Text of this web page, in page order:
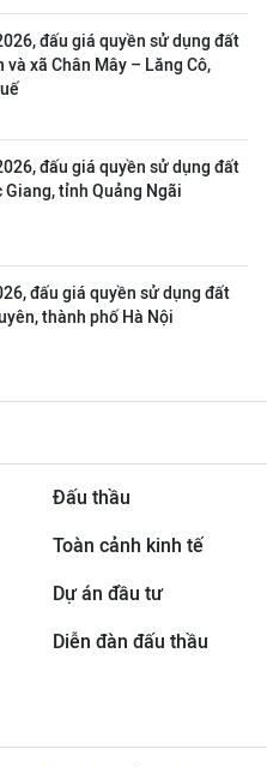
đấu giá quyền sử dụng đất
và xã Chân Mây – Lăng Cô,
đấu giá quyền sử dụng đất
tỉnh Quảng Ngãi
đấu giá quyền sử dụng đất
thành phố Hà Nội
Đấu thầu
Toàn cảnh kinh tế
Dự án đầu tư
Diễn đàn đấu thầu